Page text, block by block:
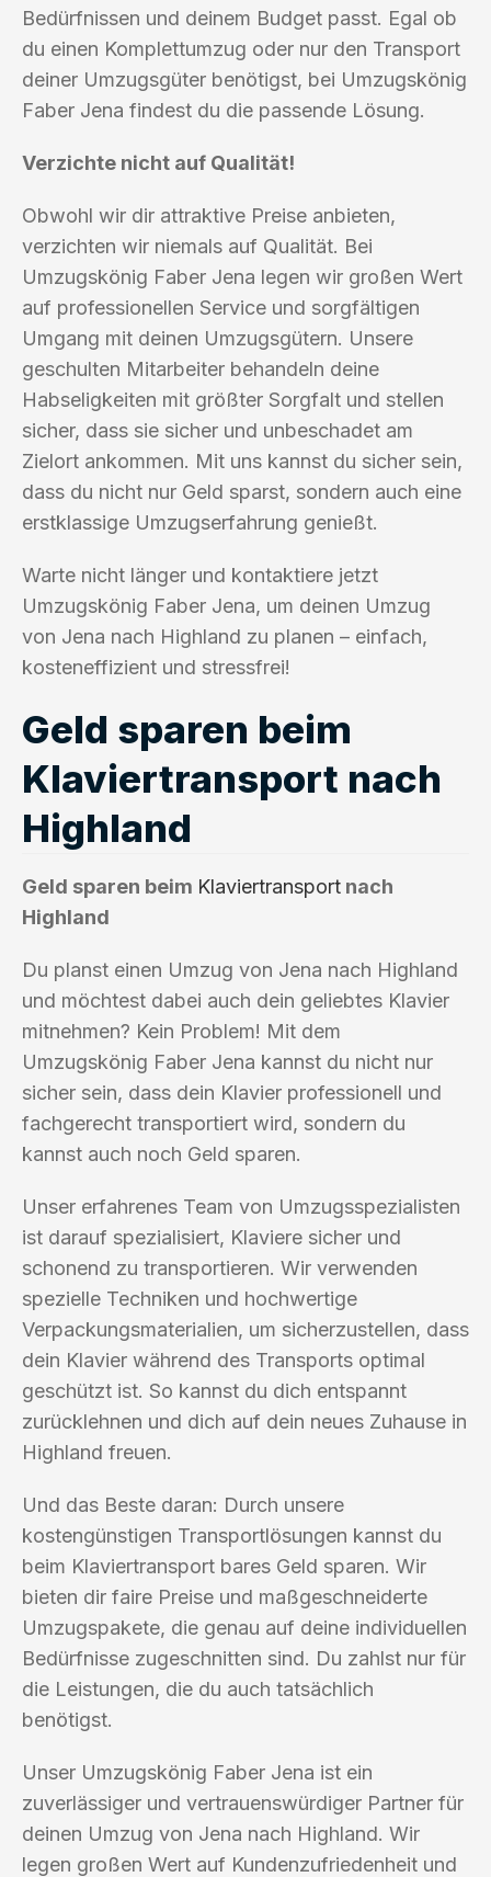
Bedürfnissen und deinem Budget passt. Egal ob
du einen Komplettumzug oder nur den Transport
deiner Umzugsgüter benötigst, bei Umzugskönig
Faber Jena findest du die passende Lösung.
Verzichte nicht auf Qualität!
Obwohl wir dir attraktive Preise anbieten,
verzichten wir niemals auf Qualität. Bei
Umzugskönig Faber Jena legen wir großen Wert
auf professionellen Service und sorgfältigen
Umgang mit deinen Umzugsgütern. Unsere
geschulten Mitarbeiter behandeln deine
Habseligkeiten mit größter Sorgfalt und stellen
sicher, dass sie sicher und unbeschadet am
Zielort ankommen. Mit uns kannst du sicher sein,
dass du nicht nur Geld sparst, sondern auch eine
erstklassige Umzugserfahrung genießt.
Warte nicht länger und kontaktiere jetzt
Umzugskönig Faber Jena, um deinen Umzug
von Jena nach Highland zu planen – einfach,
kosteneffizient und stressfrei!
Geld sparen beim
Klaviertransport nach
Highland
Geld sparen beim Klaviertransport nach
Highland
Du planst einen Umzug von Jena nach Highland
und möchtest dabei auch dein geliebtes Klavier
mitnehmen? Kein Problem! Mit dem
Umzugskönig Faber Jena kannst du nicht nur
sicher sein, dass dein Klavier professionell und
fachgerecht transportiert wird, sondern du
kannst auch noch Geld sparen.
Unser erfahrenes Team von Umzugsspezialisten
ist darauf spezialisiert, Klaviere sicher und
schonend zu transportieren. Wir verwenden
spezielle Techniken und hochwertige
Verpackungsmaterialien, um sicherzustellen, dass
dein Klavier während des Transports optimal
geschützt ist. So kannst du dich entspannt
zurücklehnen und dich auf dein neues Zuhause in
Highland freuen.
Und das Beste daran: Durch unsere
kostengünstigen Transportlösungen kannst du
beim Klaviertransport bares Geld sparen. Wir
bieten dir faire Preise und maßgeschneiderte
Umzugspakete, die genau auf deine individuellen
Bedürfnisse zugeschnitten sind. Du zahlst nur für
die Leistungen, die du auch tatsächlich
benötigst.
Unser Umzugskönig Faber Jena ist ein
zuverlässiger und vertrauenswürdiger Partner für
deinen Umzug von Jena nach Highland. Wir
legen großen Wert auf Kundenzufriedenheit und